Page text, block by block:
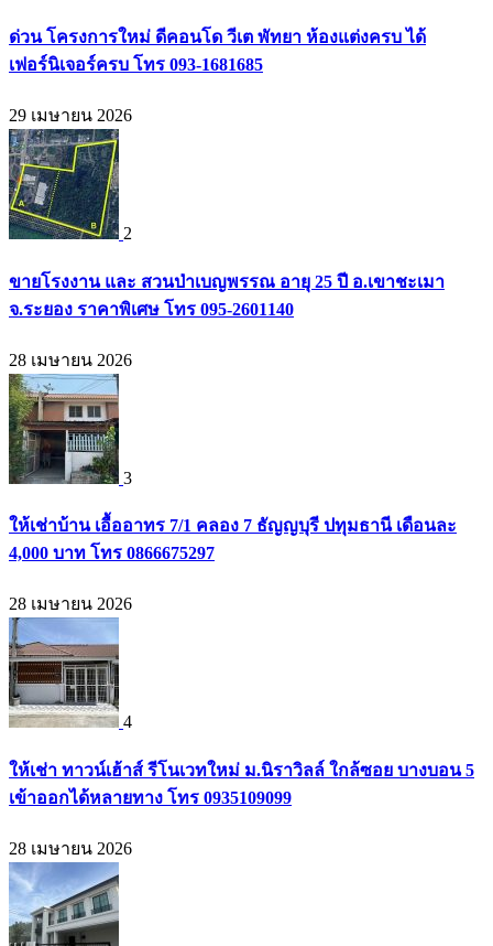
ด่วน โครงการใหม่ ดีคอนโด วีเต พัทยา ห้องแต่งครบ ได้
เฟอร์นิเจอร์ครบ โทร 093-1681685
29 เมษายน 2026
2
ขายโรงงาน และ สวนป่าเบญพรรณ อายุ 25 ปี อ.เขาชะเมา
จ.ระยอง ราคาพิเศษ โทร 095-2601140
28 เมษายน 2026
3
ให้เช่าบ้าน เอื้ออาทร 7/1 คลอง 7 ธัญญบุรี ปทุมธานี เดือนละ
4,000 บาท โทร 0866675297
28 เมษายน 2026
4
ให้เช่า ทาวน์เฮ้าส์ รีโนเวทใหม่ ม.นิราวิลล์ ใกล้ซอย บางบอน 5
เข้าออกได้หลายทาง โทร 0935109099
28 เมษายน 2026